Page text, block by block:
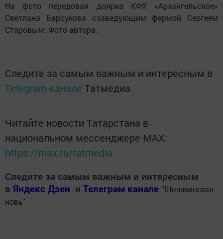
На фото передовая доярка КФХ «Архангельское»
Светлана Барсукова сзаведующим фермой Сергеем
Старовым. Фото автора.
Следите за самым важным и интересным в
Telegram-канале Татмедиа
Читайте новости Татарстана в
национальном мессенджере MАХ:
https://max.ru/tatmedia
Следите за самым важным и интересным
в Яндекс Дзен и Телеграм канале " Шешминская
новь"